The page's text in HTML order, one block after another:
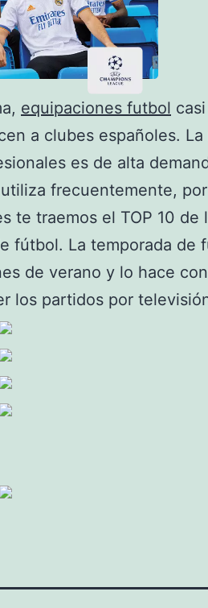
equipaciones futbol
a clubes españoles. La
es de alta
frecuentemente,
te traemos el TOP 10 de
fútbol. La temporada de
de verano y lo hace con
los partidos por